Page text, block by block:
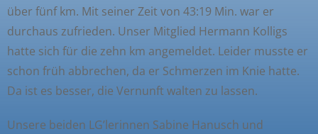
über fünf km. Mit seiner Zeit von 43:19 Min. war er
durchaus zufrieden. Unser Mitglied Hermann Kolligs
hatte sich für die zehn km angemeldet. Leider musste er
schon früh abbrechen, da er Schmerzen im Knie hatte.
Da ist es besser, die Vernunft walten zu lassen.
Unsere beiden LG’lerinnen Sabine Hanusch und